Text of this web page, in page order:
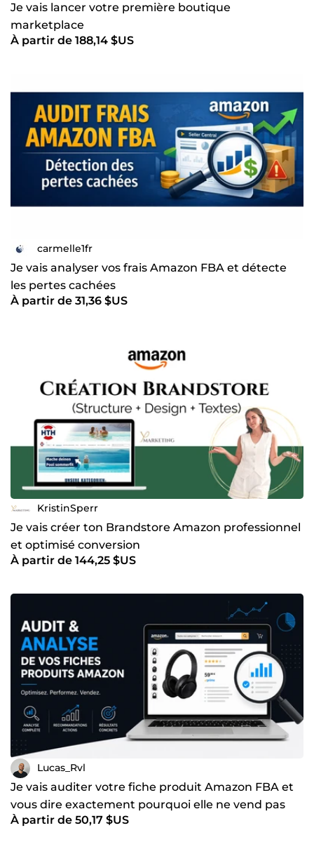
Je vais lancer votre première boutique
marketplace
À partir de 188,14 $US
carmelle1fr
Je vais analyser vos frais Amazon FBA et détecte
les pertes cachées
À partir de 31,36 $US
KristinSperr
Je vais créer ton Brandstore Amazon professionnel
et optimisé conversion
À partir de 144,25 $US
Lucas_Rvl
Je vais auditer votre fiche produit Amazon FBA et
vous dire exactement pourquoi elle ne vend pas
À partir de 50,17 $US